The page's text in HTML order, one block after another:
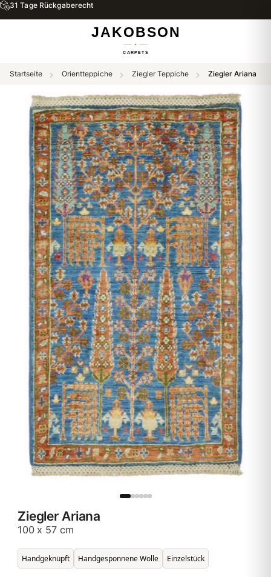
31 Tage Rückgaberecht
Startseite Orientteppiche Ziegler Teppiche Ziegler Ariana
Ziegler Ariana
100 x 57 cm
Handgeknüpft Handgesponnene Wolle Einzelstück